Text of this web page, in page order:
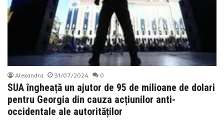
Alexandra 31/07/2024 0
SUA îngheață un ajutor de 95 de milioane de dolari
pentru Georgia din cauza acțiunilor anti-
occidentale ale autorităților